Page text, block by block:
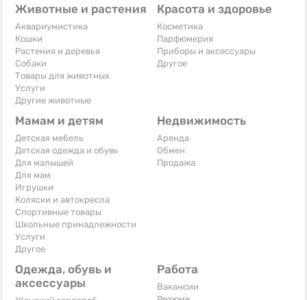
Животные и растения
Аквариумистика
Кошки
Растения и деревья
Собаки
Товары для животных
Услуги
Другие животные
Красота и здоровье
Косметика
Парфюмерия
Приборы и аксессуары
Другое
Мамам и детям
Детская мебель
Детская одежда и обувь
Для малышей
Для мам
Игрушки
Коляски и автокресла
Спортивные товары
Школьные принадлежности
Услуги
Другое
Недвижимость
Аренда
Обмен
Продажа
Одежда, обувь и
аксессуары
Работа
Вакансии